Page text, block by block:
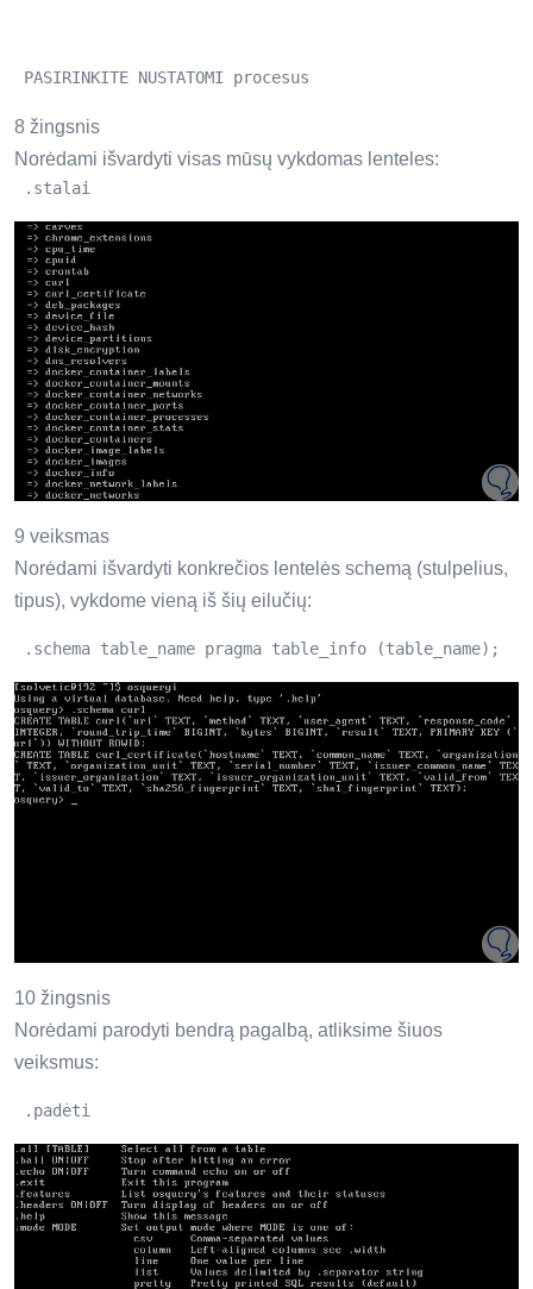
PASIRINKITE NUSTATOMI procesus
8 žingsnis
Norėdami išvardyti visas mūsų vykdomas lenteles:
.stalai
9 veiksmas
Norėdami išvardyti konkrečios lentelės schemą (stulpelius,
tipus), vykdome vieną iš šių eilučių:
.schema table_name pragma table_info (table_name);
10 žingsnis
Norėdami parodyti bendrą pagalbą, atliksime šiuos
veiksmus:
.padėti